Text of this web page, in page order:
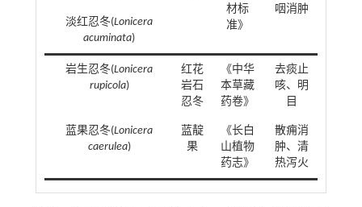
材标
准》
咽消肿
淡红忍冬(Lonicera
acuminata)
岩生忍冬(Lonicera
rupicola)
红花
岩石
忍冬
《中华
本草藏
药卷》
去痰止
咳、明
目
蓝果忍冬(Lonicera
caerulea)
蓝靛
果
《长白
山植物
药志》
散痈消
肿、清
热泻火